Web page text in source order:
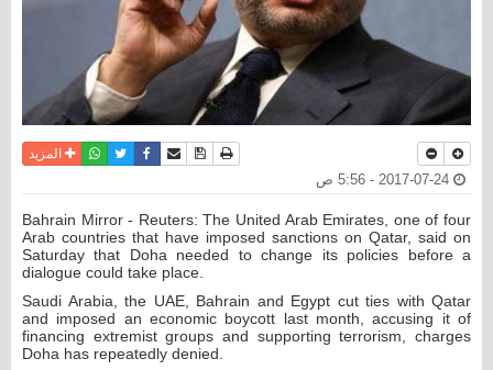
نسخة للطباعة
حفظ الموضوع
أرسل الى صديق
فيسبوكتويترواتسابالمزيد
Bahrain Mirror - Reuters: The United Arab Emirates, one of four
Arab countries that have imposed sanctions on Qatar, said on
Saturday that Doha needed to change its policies before a
dialogue could take place.
Saudi Arabia, the UAE, Bahrain and Egypt cut ties with Qatar
and imposed an economic boycott last month, accusing it of
financing extremist groups and supporting terrorism, charges
Doha has repeatedly denied.